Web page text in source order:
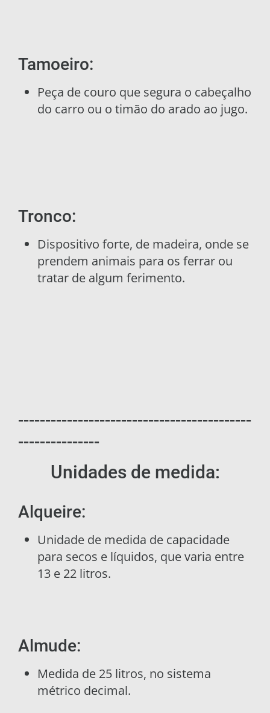
Tamoeiro:
Peça de couro que segura o cabeçalho
do carro ou o timão do arado ao jugo.
Tronco:
Dispositivo forte, de madeira, onde se
prendem animais para os ferrar ou
tratar de algum ferimento.
-------------------------------------------
---------------
Unidades de medida:
Alqueire:
Unidade de medida de capacidade
para secos e líquidos, que varia entre
13 e 22 litros.
Almude:
Medida de 25 litros, no sistema
métrico decimal.